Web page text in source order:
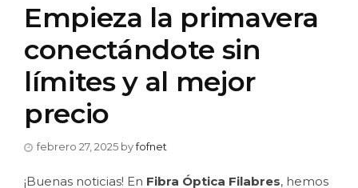
Empieza la primavera
conectándote sin
límites y al mejor
precio
febrero 27, 2025 byfofnet
¡Buenas noticias! En Fibra Óptica Filabres, hemos